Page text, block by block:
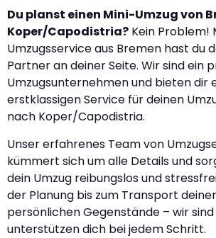
Du planst einen Mini-Umzug von
Koper/Capodistria? Kein Problem!
Umzugsservice aus Bremen hast du
Partner an deiner Seite. Wir sind ein
Umzugsunternehmen und bieten dir
erstklassigen Service für deinen
nach Koper/Capodistria.
Unser erfahrenes Team von
kümmert sich um alle Details und
dein Umzug reibungslos und
der Planung bis zum Transport
persönlichen Gegenstände – wir
unterstützen dich bei jedem Schritt.